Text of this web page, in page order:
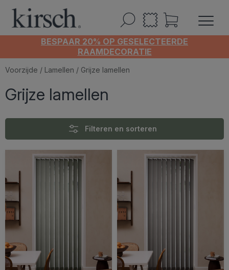
BESPAAR 20% OP GESELECTEERDE
RAAMDECORATIE
Voorzijde / Lamellen / Grijze lamellen
Grijze lamellen
Filteren en sorteren